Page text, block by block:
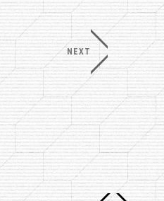
NEXT